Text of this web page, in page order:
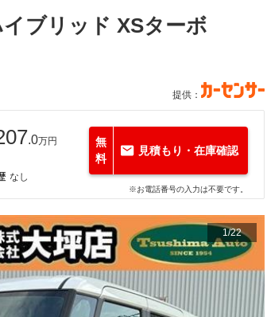
ブリッド XSターボ
提供：
.0万円
なし
無
料
見積もり・在庫確認
※お電話番号の入力は不要です。
1/22